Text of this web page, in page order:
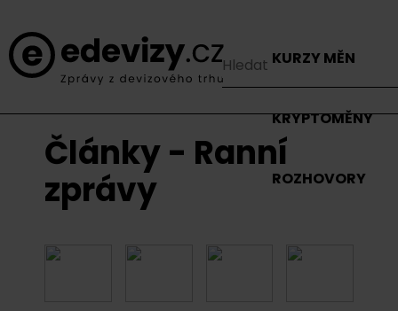
KURZY MĚN
KRYPTOMĚNY
ROZHOVORY
Články - Ranní
zprávy